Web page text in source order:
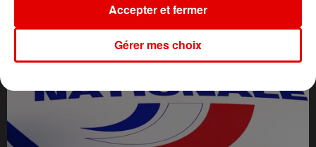
Gérer mes choix
Accepter et fermer